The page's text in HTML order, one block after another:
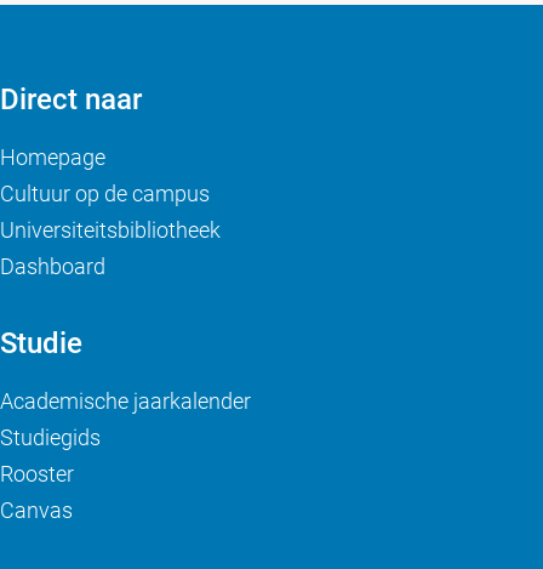
Direct naar
Homepage
Cultuur op de campus
Universiteitsbibliotheek
Dashboard
Studie
Academische jaarkalender
Studiegids
Rooster
Canvas